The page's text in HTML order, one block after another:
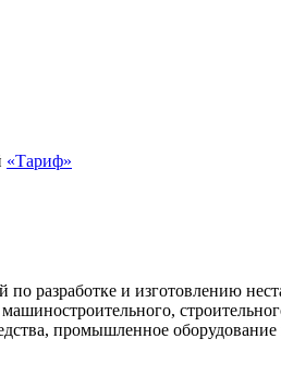
«Тариф»
разработке и изготовлению
промышленное